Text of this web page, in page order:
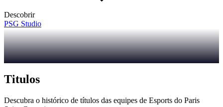
Descobrir
PSG Studio
Titulos
Descubra o histórico de títulos das equipes de Esports do Paris